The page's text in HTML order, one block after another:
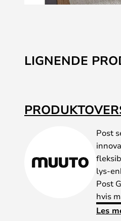
til
begynnelsen
LIGNENDE
Post
lys-
Post
hvis
Les